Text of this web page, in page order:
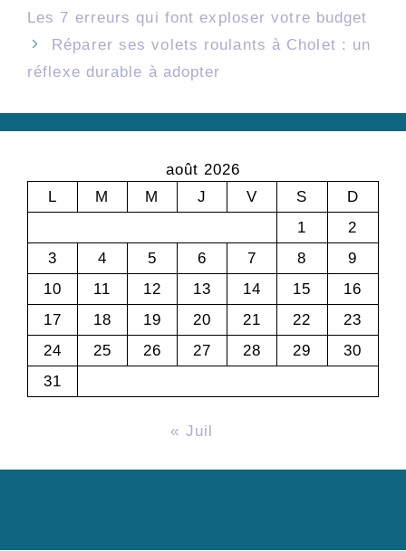
Les 7 erreurs qui font exploser votre budget
Réparer ses volets roulants à Cholet : un
réflexe durable à adopter
août 2026
L
M M J V S
D
1
2
3
4 5 6 7 8
9
10
11 12 13 14 15
16
17
18 19 20 21 22
23
24
25 26 27 28 29
30
31
« Juil